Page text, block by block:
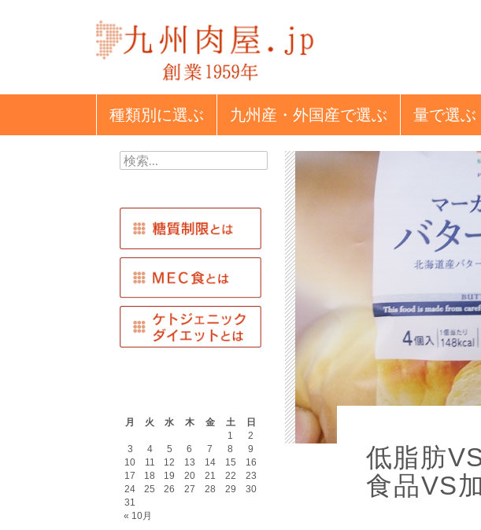
種類別 に選ぶ 九州産・外国産で選ぶ 量で選ぶ
低脂肪
食品VS
検
索:
月 火 水 木 金 土
日
1
2
3
4 5 6 7 8
9
10
11 12 13 14 15
16
17
18 19 20 21 22
23
24
25 26 27 28 29
30
31
« 10月